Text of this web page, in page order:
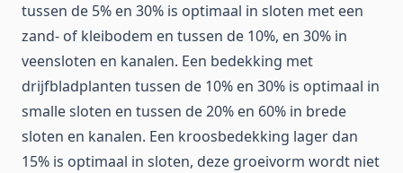
tussen de 5% en 30% is optimaal in sloten met een
zand- of kleibodem en tussen de 10%, en 30% in
veensloten en kanalen. Een bedekking met
drijfbladplanten tussen de 10% en 30% is optimaal in
smalle sloten en tussen de 20% en 60% in brede
sloten en kanalen. Een kroosbedekking lager dan
15% is optimaal in sloten, deze groeivorm wordt niet